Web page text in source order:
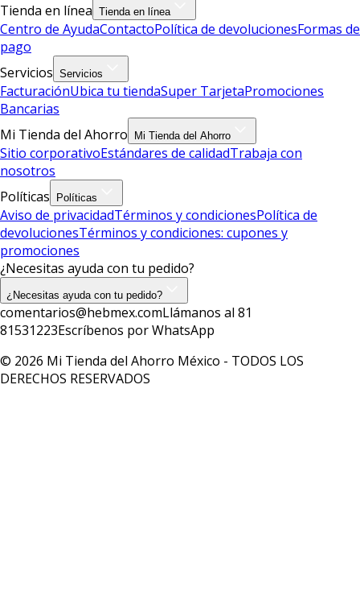
Tienda en línea Tienda en línea
Centro de AyudaContactoPolítica de devolucionesFormas de
pago
Servicios Servicios
FacturaciónUbica tu tiendaSuper TarjetaPromociones
Bancarias
Mi Tienda del Ahorro
Mi Tienda del Ahorro
Sitio corporativoEstándares de calidadTrabaja con
nosotros
Políticas
Políticas
Aviso de privacidadTérminos y condicionesPolítica de
devolucionesTérminos y condiciones: cupones y
promociones
¿Necesitas ayuda con tu pedido?
¿Necesitas ayuda con tu pedido?
comentarios@hebmex.comLlámanos al 81
81531223Escríbenos por WhatsApp
© 2026 Mi Tienda del Ahorro México - TODOS LOS
DERECHOS RESERVADOS